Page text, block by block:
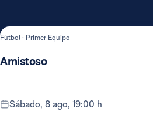
Fútbol · Primer Equipo
Amistoso
sábado, 8 ago, 19:00 h